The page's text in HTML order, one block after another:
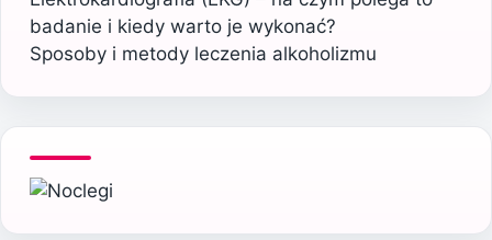
badanie i kiedy warto je wykonać?
Sposoby i metody leczenia alkoholizmu